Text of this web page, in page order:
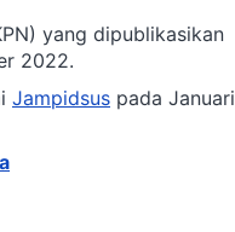
yang dipublikasikan
2022.
Jampidsus pada Januari